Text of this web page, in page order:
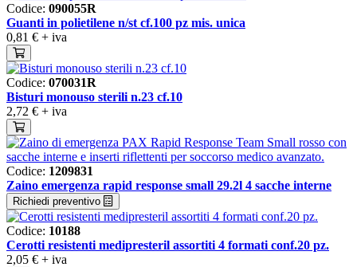
Codice: 090055R
Guanti in polietilene n/st cf.100 pz mis. unica
0,81 € + iva
Codice: 070031R
Bisturi monouso sterili n.23 cf.10
2,72 € + iva
Codice: 1209831
Zaino emergenza rapid response small 29.2l 4 sacche interne
Richiedi preventivo
Codice: 10188
Cerotti resistenti medipresteril assortiti 4 formati conf.20 pz.
2,05 € + iva